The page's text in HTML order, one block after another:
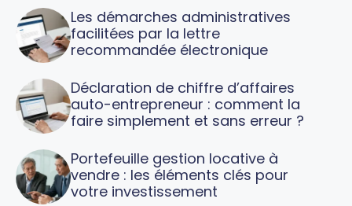
Les démarches administratives
facilitées par la lettre
recommandée électronique
Déclaration de chiffre d’affaires
auto-entrepreneur : comment la
faire simplement et sans erreur ?
Portefeuille gestion locative à
vendre : les éléments clés pour
votre investissement